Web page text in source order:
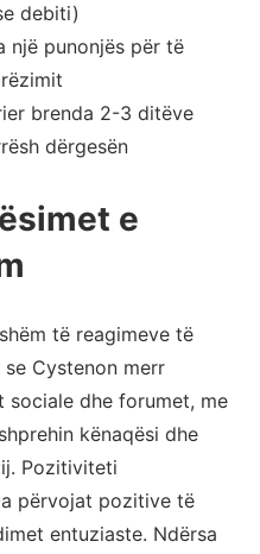
debiti)
një punonjës për të
brenda 2-3 ditëve
dërgesën
e
të reagimeve të
Cystenon merr
sociale dhe forumet, me
kënaqësi dhe
Pozitiviteti
përvojat pozitive të
entuziaste. Ndërsa